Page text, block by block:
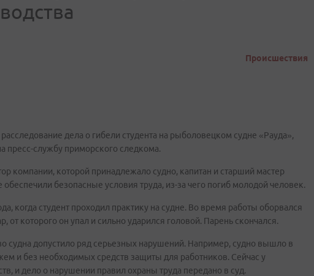
Происшествия
дела о гибели студента на рыболовецком судне «Рауда»,
пресс-службу приморского следкома.
компании, которой принадлежало судно, капитан и старший мастер
безопасные условия труда, из-за чего погиб молодой человек.
когда студент проходил практику на судне. Во время работы оборвался
от которого он упал и сильно ударился головой. Парень скончался.
судна допустило ряд серьезных нарушений. Например, судно вышло в
и без необходимых средств защиты для работников. Сейчас у
и дело о нарушении правил охраны труда передано в суд.